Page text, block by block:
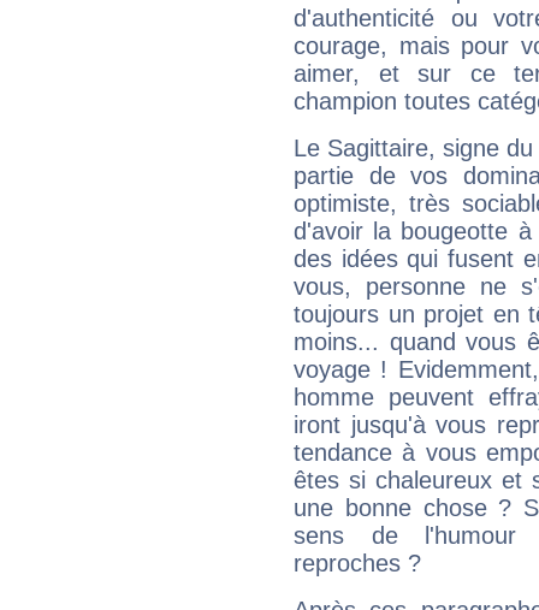
d'authenticité ou
courage, mais pour
aimer, et sur ce
champion toutes
Le Sagittaire, signe
partie de vos
optimiste, très
d'avoir la bougeotte
des idées qui fusent
vous, personne ne
toujours un projet en
moins... quand vous
voyage !
homme peuvent
iront jusqu'à vous
tendance à vous
êtes si chaleureux et
une bonne chose ?
sens de l'humour
reproches ?